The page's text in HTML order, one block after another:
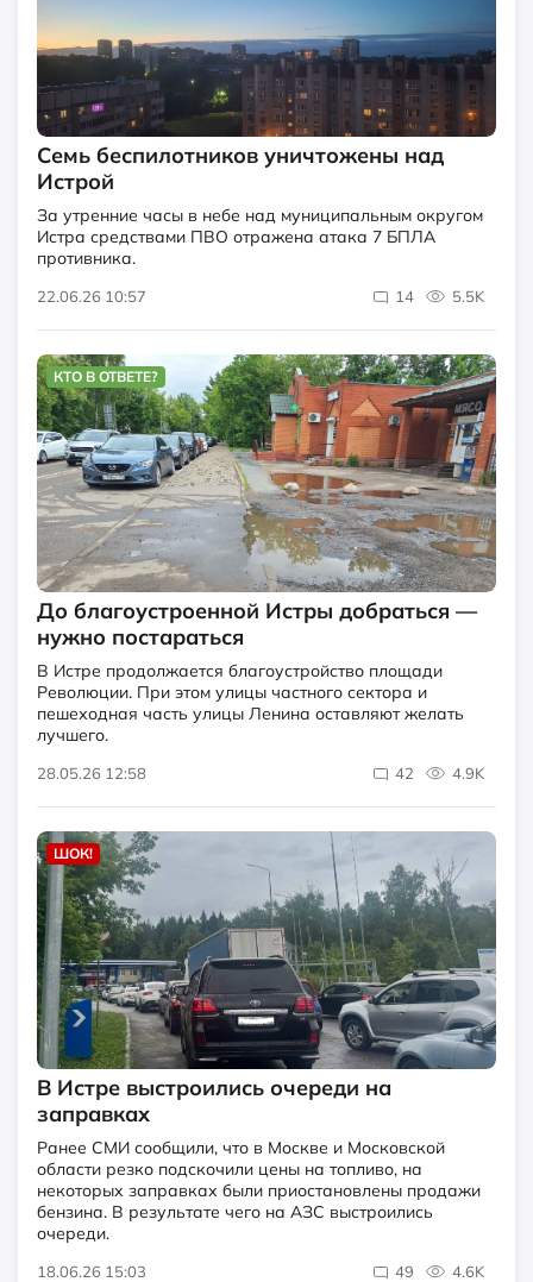
Семь беспилотников уничтожены над
Истрой
За утренние часы в небе над муниципальным округом
Истра средствами ПВО отражена атака 7 БПЛА
противника.
22.06.26 10:57 14 5.5K
КТО В ОТВЕТЕ?
До благоустроенной Истры добраться —
нужно постараться
В Истре продолжается благоустройство площади
Революции. При этом улицы частного сектора и
пешеходная часть улицы Ленина оставляют желать
лучшего.
28.05.26 12:58 42 4.9K
ШОК!
В Истре выстроились очереди на
заправках
Ранее СМИ сообщили, что в Москве и Московской
области резко подскочили цены на топливо, на
некоторых заправках были приостановлены продажи
бензина. В результате чего на АЗС выстроились
очереди.
18.06.26 15:03 49 4.6K